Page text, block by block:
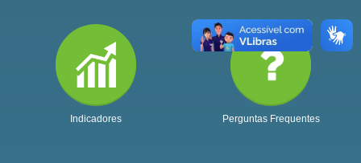
Indicadores Perguntas Frequentes